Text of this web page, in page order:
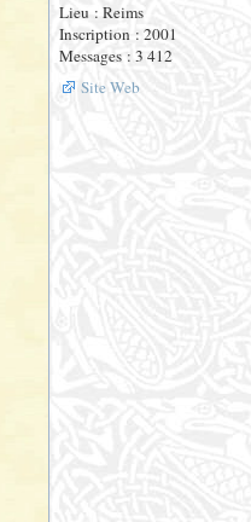
Lieu : Reims
Inscription : 2001
Messages : 3 412
Site Web